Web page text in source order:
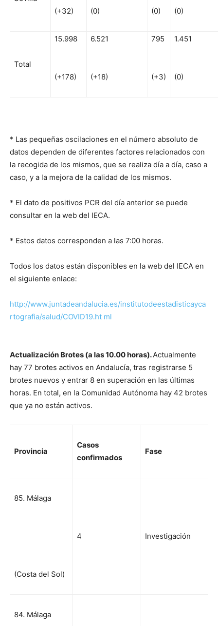
(+32) (0) (0) (0)
Total
15.998
(+178)
6.521
(+18)
795
(+3)
1.451
(0)
* Las pequeñas oscilaciones en el número absoluto de
datos dependen de diferentes factores relacionados con
la recogida de los mismos, que se realiza día a día, caso a
caso, y a la mejora de la calidad de los mismos.
* El dato de positivos PCR del día anterior se puede
consultar en la web del IECA.
* Estos datos corresponden a las 7:00 horas.
Todos los datos están disponibles en la web del IECA en
el siguiente enlace:
http://www.juntadeandalucia.es/institutodeestadisticayca
rtografia/salud/COVID19.ht ml
Actualización Brotes (a las 10.00 horas).Actualmente
hay 77 brotes activos en Andalucía, tras registrarse 5
brotes nuevos y entrar 8 en superación en las últimas
horas. En total, en la Comunidad Autónoma hay 42 brotes
que ya no están activos.
Provincia
Casos
confirmados
Fase
85. Málaga
(Costa del Sol)
4 Investigación
84. Málaga